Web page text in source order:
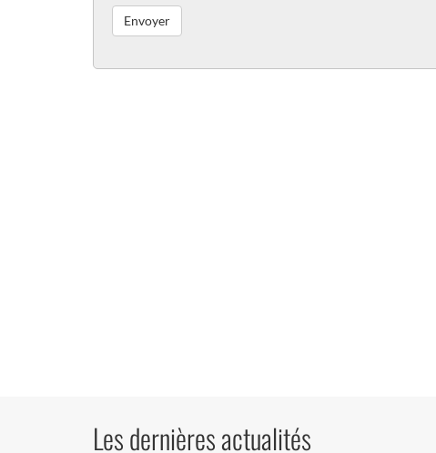
Les dernières actualités